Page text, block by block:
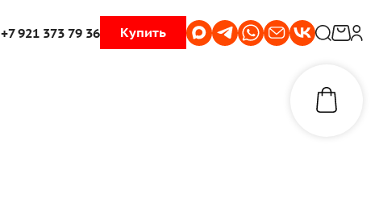
+7 921 373 79 36 Купить